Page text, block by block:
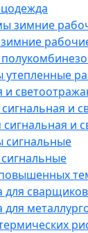
зимние
зимние
утепленные
и
и
и
сигнальные
для сварщиков